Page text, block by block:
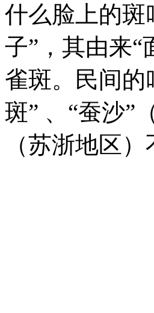
什么脸上的斑
子”，其由来
雀斑。民间的
斑” 、“蚕沙”
（苏浙地区